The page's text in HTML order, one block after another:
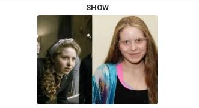
SHOW